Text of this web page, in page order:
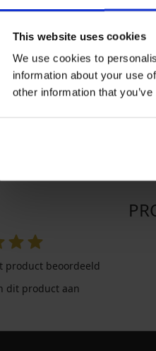
This website uses cookies
We use cookies to
information about your use
other information that
5
Thermo T-shirt Inna
20,99 €
product beoordeeld
dit product aan